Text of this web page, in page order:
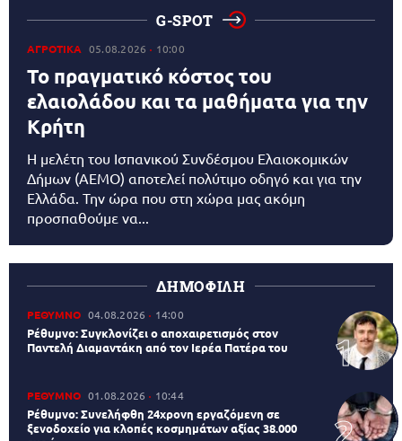
G-SPOT
ΑΓΡΟΤΙΚΑ 05.08.2026 10:00
Το πραγματικό κόστος του
ελαιολάδου και τα μαθήματα για την
Κρήτη
Η μελέτη του Ισπανικού Συνδέσμου Ελαιοκομικών
Δήμων (AEMO) αποτελεί πολύτιμο οδηγό και για την
Ελλάδα. Την ώρα που στη χώρα μας ακόμη
προσπαθούμε να...
ΔΗΜΟΦΙΛΗ
ΡΕΘΥΜΝΟ 04.08.2026 14:00
Ρέθυμνο: Συγκλονίζει ο αποχαιρετισμός στον
Παντελή Διαμαντάκη από τον Ιερέα Πατέρα του
ΡΕΘΥΜΝΟ 01.08.2026 10:44
Ρέθυμνο: Συνελήφθη 24χρονη εργαζόμενη σε
ξενοδοχείο για κλοπές κοσμημάτων αξίας 38.000